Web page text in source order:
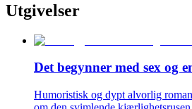
Utgivelser
Det begynner med sex og
Humoristisk og dypt alvorlig